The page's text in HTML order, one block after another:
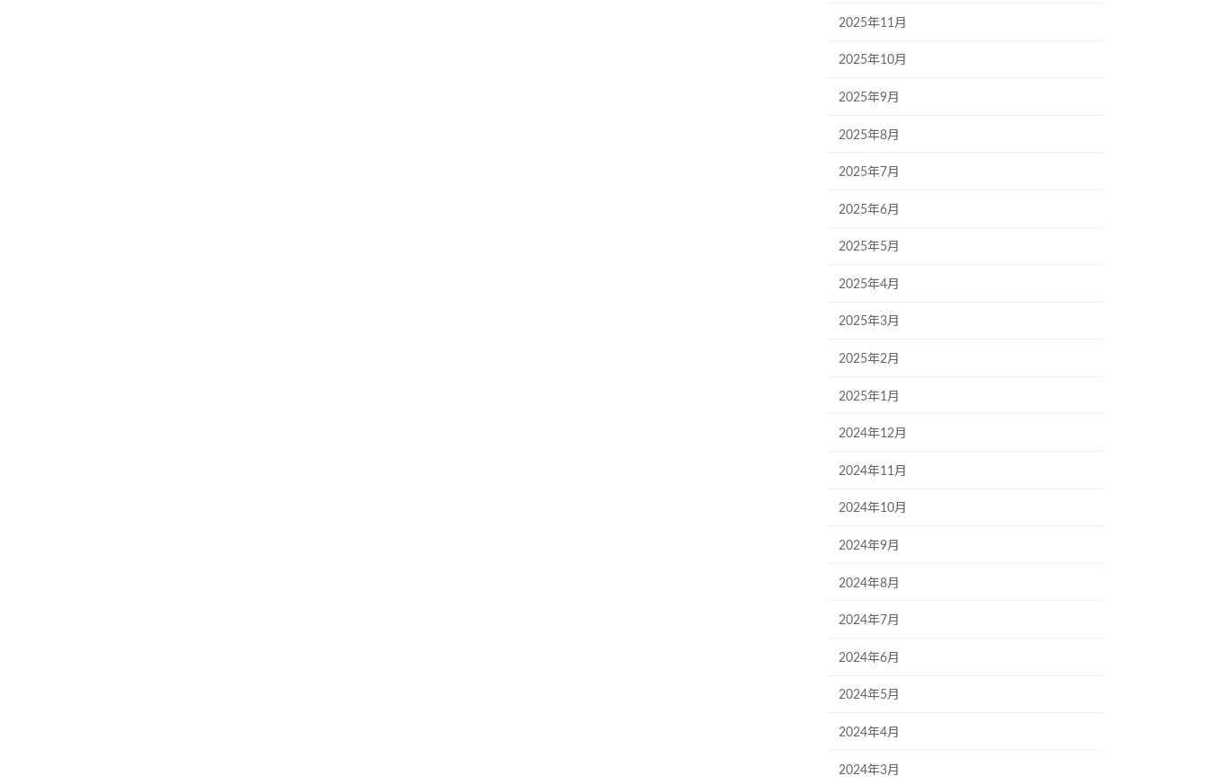
2025年11月
2025年10月
2025年9月
2025年8月
2025年7月
2025年6月
2025年5月
2025年4月
2025年3月
2025年2月
2025年1月
2024年12月
2024年11月
2024年10月
2024年9月
2024年8月
2024年7月
2024年6月
2024年5月
2024年4月
2024年3月